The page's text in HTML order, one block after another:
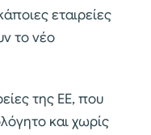
εταιρείες
το νέο
της ΕΕ, που
και χωρίς